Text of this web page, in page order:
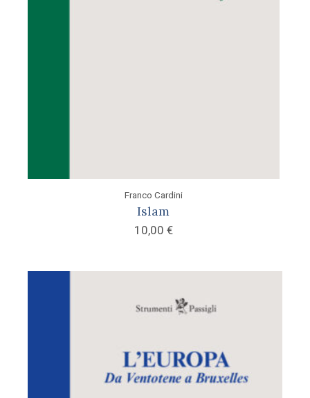
Franco Cardini
Islam
10,00 €